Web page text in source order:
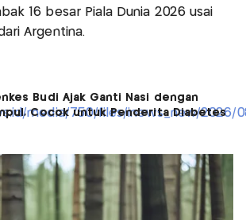
16 besar Piala Dunia 2026 usai
Argentina.
Budi Ajak Ganti Nasi dengan
Cocok untuk Penderita Diabetes